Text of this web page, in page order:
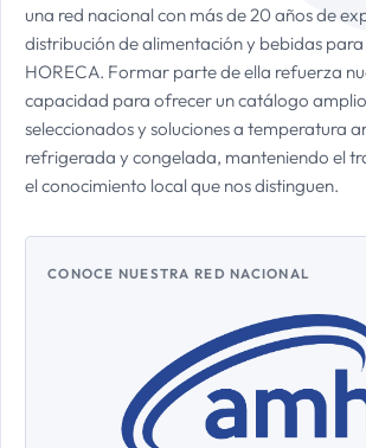
una red nacional con más de 20 años de
distribución de alimentación y bebidas
HORECA. Formar parte de ella refuerza
capacidad para ofrecer un catálogo
seleccionados y soluciones a temperatura
refrigerada y congelada, manteniendo el
el conocimiento local que nos distinguen.
CONOCE NUESTRA RED NACIONAL